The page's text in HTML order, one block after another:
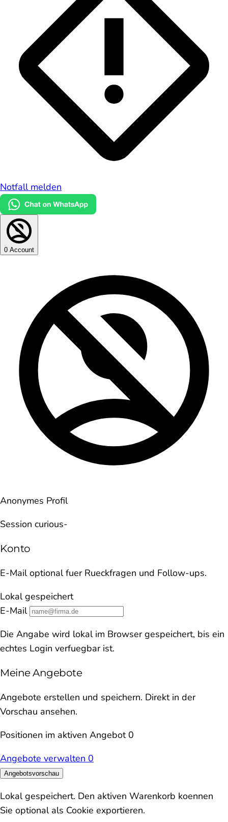
Notfall melden
0 Account
Anonymes Profil
Session curious-
Konto
E-Mail optional fuer Rueckfragen und Follow-ups.
Lokal gespeichert
E-Mail
Die Angabe wird lokal im Browser gespeichert, bis ein
echtes Login verfuegbar ist.
Meine Angebote
Angebote erstellen und speichern. Direkt in der
Vorschau ansehen.
Positionen im aktiven Angebot 0
Angebote verwalten 0
Angebotsvorschau
Lokal gespeichert. Den aktiven Warenkorb koennen
Sie optional als Cookie exportieren.